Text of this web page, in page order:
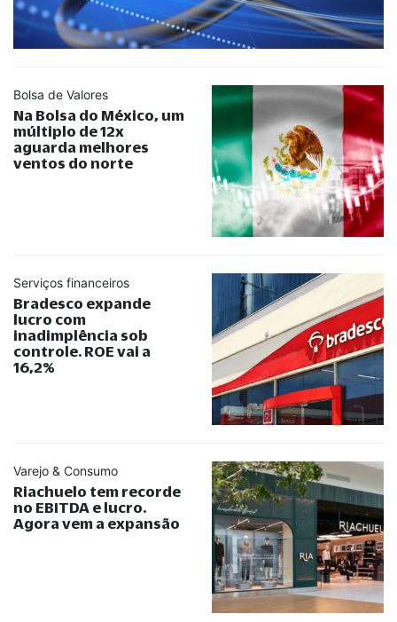
Bolsa de Valores
Na Bolsa do México, um
múltiplo de 12x
aguarda melhores
ventos do norte
Serviços financeiros
Bradesco expande
lucro com
inadimplência sob
controle. ROE vai a
16,2%
Varejo & Consumo
Riachuelo tem recorde
no EBITDA e lucro.
Agora vem a expansão